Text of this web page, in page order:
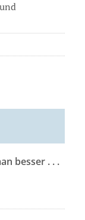
besser . . .